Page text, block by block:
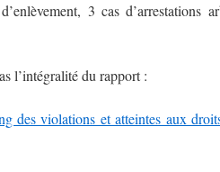
3 cas d’arrestations
l’intégralité du rapport :
des violations et atteintes aux